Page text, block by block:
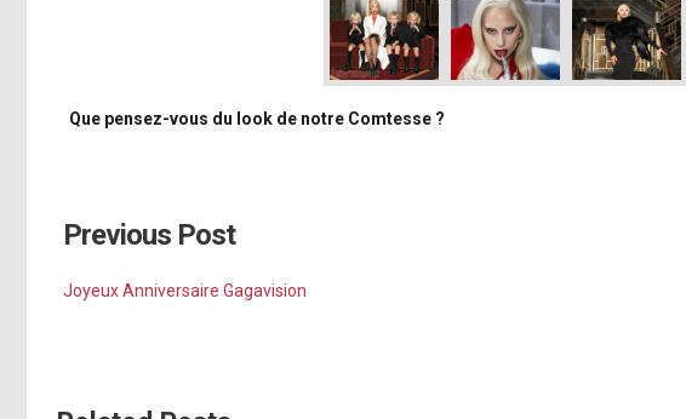
Que pensez-vous du look de notre Comtesse ?
Previous Post
Joyeux Anniversaire Gagavision